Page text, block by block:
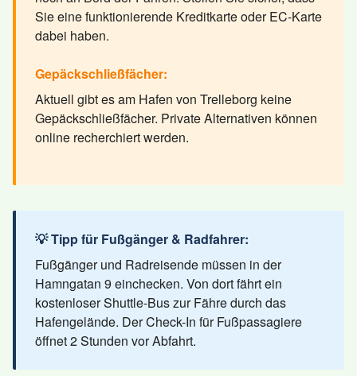
Sie eine funktionierende Kreditkarte oder EC-Karte
dabei haben.
Gepäckschließfächer:
Aktuell gibt es am Hafen von Trelleborg keine
Gepäckschließfächer. Private Alternativen können
online recherchiert werden.
💡 Tipp für Fußgänger & Radfahrer:
Fußgänger und Radreisende müssen in der
Hamngatan 9 einchecken. Von dort fährt ein
kostenloser Shuttle-Bus zur Fähre durch das
Hafengelände. Der Check-In für Fußpassagiere
öffnet 2 Stunden vor Abfahrt.